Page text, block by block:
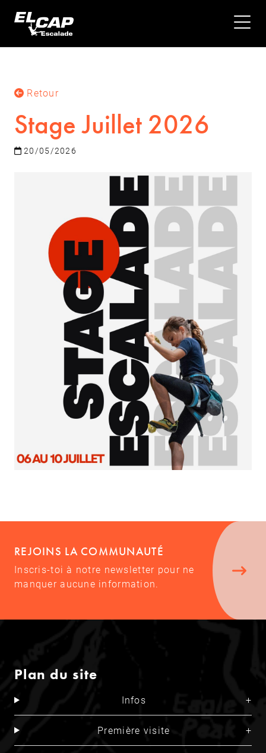
Retour
Stage Juillet 2026
20/05/2026
REJOINS LA COMMUNAUTÉ
Inscris-toi à notre newsletter pour ne
manquer aucune information.
Plan du site
Infos
Première visite